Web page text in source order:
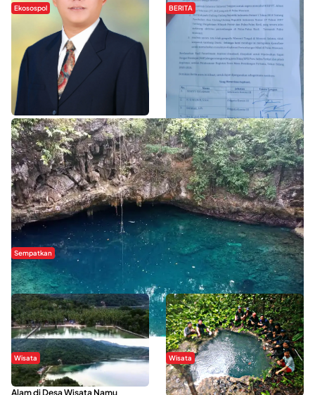
Ekosospol
Slogan Pemberdayaan Lokal
Dinilai Hanya Pemanis, Tokoh
Pemuda Wilalang Kritik Dominasi
Orang Luar
BERITA
Hipmawani Bersama DPRD Sultra
Sepakati RDP Perihal IUP
Pertambangan di Pulau Wawonii
WISATA SULTRA >>
Sempatkan
Danau Rebi-Rebi, Pesona Alam Tersembunyi di Morowali
Wisata
Menikmati Suasana Keindahan
Alam di Desa Wisata Namu
Wisata
Sering Menjadi Tempat Refreshing
Mahasiswa KKN, Yuk Kunjungi